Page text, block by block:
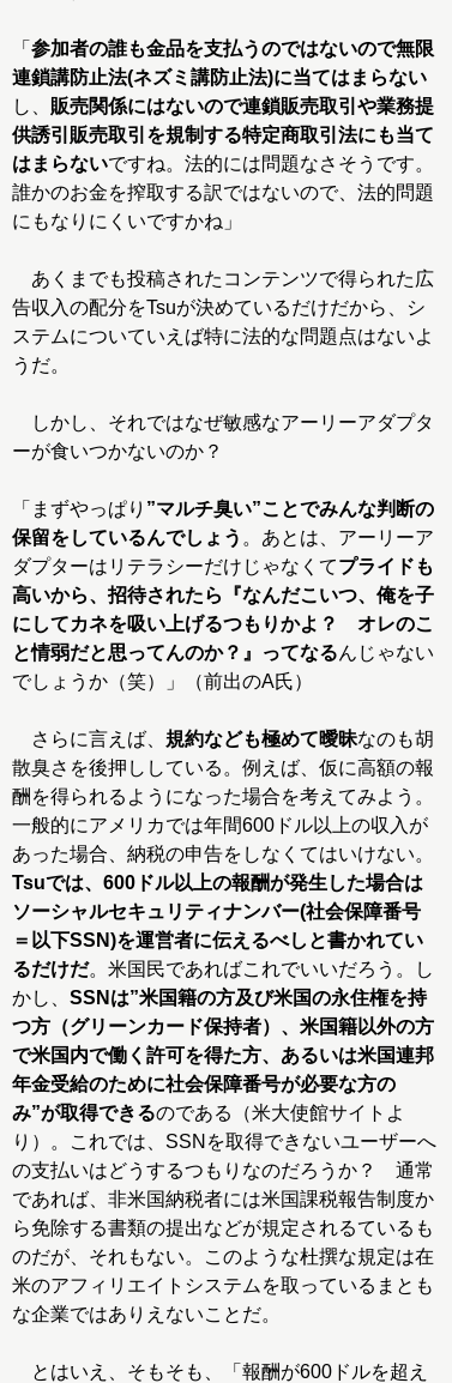
「 参加者の誰も金品を支払うのではないので無限
連鎖講防止法(ネズミ講防止法)に当てはまらない
し、 販売関係にはないので連鎖販売取引や業務提
供誘引販売取引を規制する特定商取引法にも当て
はまらないですね。法的には問題なさそうです。
誰かのお金を搾取する訳ではないので、法的問題
にもなりにくいですかね」
あくまでも投稿されたコンテンツで得られた広
告収入の配分をTsuが決めているだけだから、シ
ステムについていえば特に法的な問題点はないよ
うだ。
しかし、それではなぜ敏感なアーリーアダプタ
ーが食いつかないのか？
「まずやっぱり ”マルチ臭い”ことでみんな判断の
保留をしているんでしょう 。あとは、アーリーア
ダプターはリテラシーだけじゃなくてプライドも
高いから、招待されたら『なんだこいつ、俺を子
にしてカネを吸い上げるつもりかよ？ オレのこ
と情弱だと思ってんのか？』ってなるんじゃない
でしょうか（笑）」（前出のA氏）
さらに言えば、 規約なども極めて曖昧なのも胡
散臭さを後押ししている。例えば、仮に高額の報
酬を得られるようになった場合を考えてみよう。
一般的にアメリカでは年間600ドル以上の収入が
あった場合、納税の申告をしなくてはいけない。
Tsuでは、600ドル以上の報酬が発生した場合は
ソーシャルセキュリティナンバー(社会保障番号
＝以下SSN)を運営者に伝えるべしと書かれてい
るだけだ。米国民であればこれでいいだろう。し
かし、 SSNは”米国籍の方及び米国の永住権を持
つ方（グリーンカード保持者）、米国籍以外の方
で米国内で働く許可を得た方、あるいは米国連邦
年金受給のために社会保障番号が必要な方の
み”が取得できるのである（米大使館サイトよ
り）。これでは、SSNを取得できないユーザーへ
の支払いはどうするつもりなのだろうか？ 通常
であれば、非米国納税者には米国課税報告制度か
ら免除する書類の提出などが規定されるているも
のだが、それもない。このような杜撰な規定は在
米のアフィリエイトシステムを取っているまとも
な企業ではありえないことだ。
とはいえ、そもそも、「報酬が600ドルを超え